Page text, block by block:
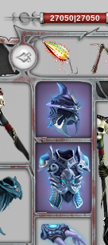
27050|27050